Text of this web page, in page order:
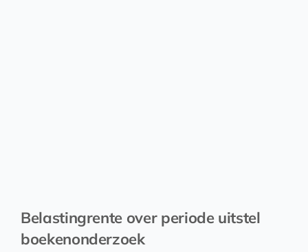
Belastingrente over periode uitstel
boekenonderzoek